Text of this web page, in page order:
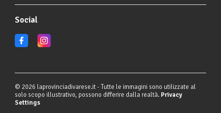
Social
© 2026 laprovinciadivarese.it - Tutte le immagini sono utilizzate al
solo scopo illustrativo, possono differire dalla realtà. Privacy
Settings